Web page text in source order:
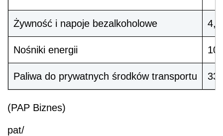
Żywność i napoje bezalkoholowe 4,9
Nośniki energii
Paliwa do prywatnych środków transportu
(PAP Biznes)
pat/